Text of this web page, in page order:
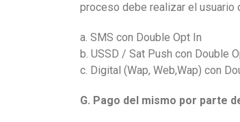
proceso debe realizar el usuario
a. SMS con Double Opt In
b. USSD / Sat Push con Double
c. Digital (Wap, Web,Wap) con
G. Pago del mismo por parte